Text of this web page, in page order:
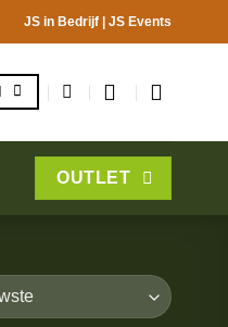
JS in Bedrijf | JS Events
OUTLET